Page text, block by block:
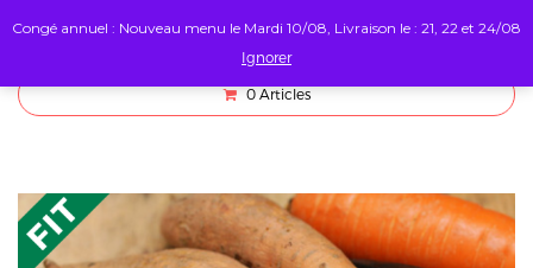
0 Articles
Congé annuel : Nouveau menu le Mardi 10/08, Livraison le : 21, 22 et 24/08
Ignorer